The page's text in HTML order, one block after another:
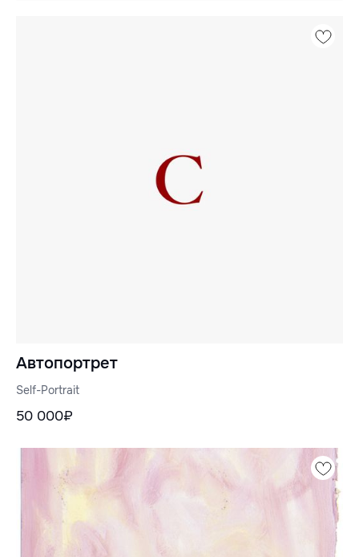
Автопортрет
Self-Portrait
50 000₽